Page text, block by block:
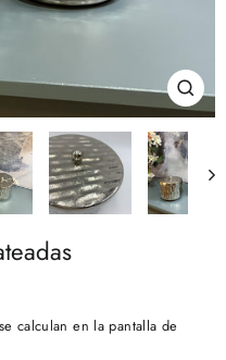
(esc)
se calculan en la pantalla de